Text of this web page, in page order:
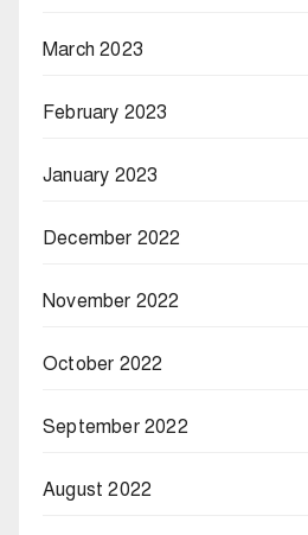
March 2023
February 2023
January 2023
December 2022
November 2022
October 2022
September 2022
August 2022